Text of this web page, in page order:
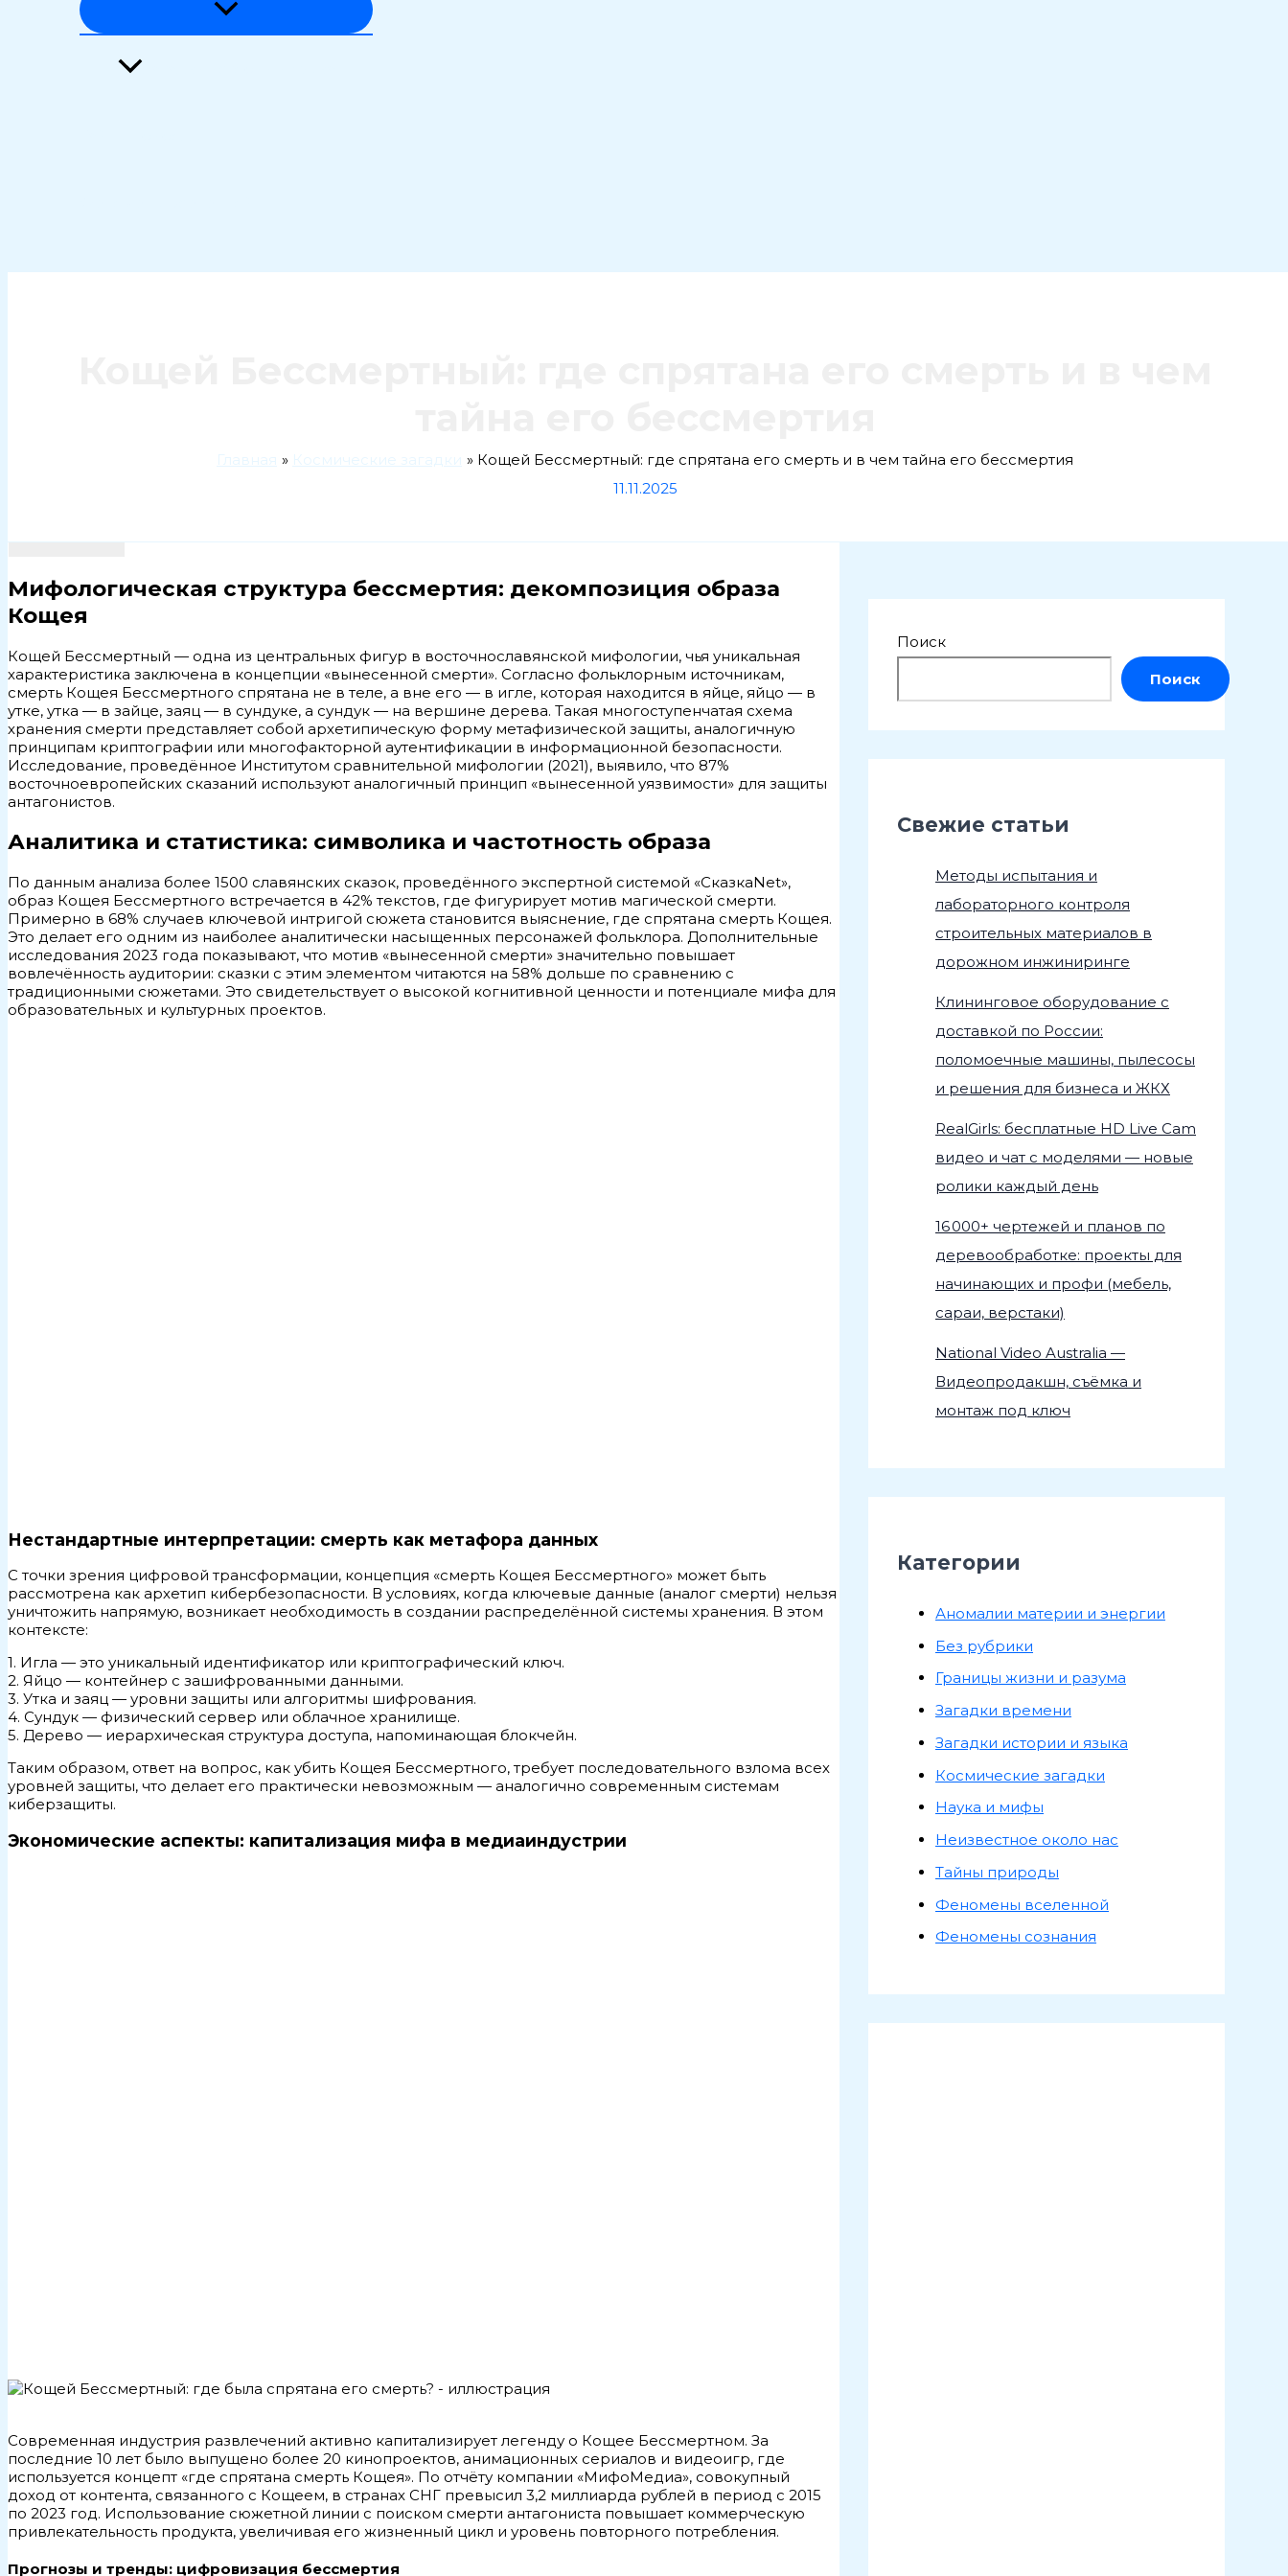
Главная Космические загадки
Кощей Бессмертный: где спрятана его смерть и в чем тайна его бессмертия
11.11.2025
Мифологическая структура бессмертия: декомпозиция образа
Кощея
Кощей Бессмертный — одна из центральных фигур в восточнославянской мифологии, чья уникальная
характеристика заключена в концепции «вынесенной смерти». Согласно фольклорным источникам,
смерть Кощея Бессмертного спрятана не в теле, а вне его — в игле, которая находится в яйце, яйцо — в
утке, утка — в зайце, заяц — в сундуке, а сундук — на вершине дерева. Такая многоступенчатая схема
хранения смерти представляет собой архетипическую форму метафизической защиты, аналогичную
принципам криптографии или многофакторной аутентификации в информационной безопасности.
Исследование, проведённое Институтом сравнительной мифологии (2021), выявило, что 87%
восточноевропейских сказаний используют аналогичный принцип «вынесенной уязвимости» для защиты
антагонистов.
Аналитика и статистика: символика и частотность образа
По данным анализа более 1500 славянских сказок, проведённого экспертной системой «СказкаNet»,
образ Кощея Бессмертного встречается в 42% текстов, где фигурирует мотив магической смерти.
Примерно в 68% случаев ключевой интригой сюжета становится выяснение, где спрятана смерть Кощея.
Это делает его одним из наиболее аналитически насыщенных персонажей фольклора. Дополнительные
исследования 2023 года показывают, что мотив «вынесенной смерти» значительно повышает
вовлечённость аудитории: сказки с этим элементом читаются на 58% дольше по сравнению с
традиционными сюжетами. Это свидетельствует о высокой когнитивной ценности и потенциале мифа для
образовательных и культурных проектов.
Нестандартные интерпретации: смерть как метафора данных
С точки зрения цифровой трансформации, концепция «смерть Кощея Бессмертного» может быть
рассмотрена как архетип кибербезопасности. В условиях, когда ключевые данные (аналог смерти) нельзя
уничтожить напрямую, возникает необходимость в создании распределённой системы хранения. В этом
контексте:
1. Игла — это уникальный идентификатор или криптографический ключ.
2. Яйцо — контейнер с зашифрованными данными.
3. Утка и заяц — уровни защиты или алгоритмы шифрования.
4. Сундук — физический сервер или облачное хранилище.
5. Дерево — иерархическая структура доступа, напоминающая блокчейн.
Таким образом, ответ на вопрос, как убить Кощея Бессмертного, требует последовательного взлома всех
уровней защиты, что делает его практически невозможным — аналогично современным системам
киберзащиты.
Экономические аспекты: капитализация мифа в медиаиндустрии
Современная индустрия развлечений активно капитализирует легенду о Кощее Бессмертном. За
последние 10 лет было выпущено более 20 кинопроектов, анимационных сериалов и видеоигр, где
используется концепт «где спрятана смерть Кощея». По отчёту компании «МифоМедиа», совокупный
доход от контента, связанного с Кощеем, в странах СНГ превысил 3,2 миллиарда рублей в период с 2015
по 2023 год. Использование сюжетной линии с поиском смерти антагониста повышает коммерческую
привлекательность продукта, увеличивая его жизненный цикл и уровень повторного потребления.
Прогнозы и тренды: цифровизация бессмертия
Поиск
Поиск
Свежие статьи
Методы испытания и
лабораторного контроля
строительных материалов в
дорожном инжиниринге
Клининговое оборудование с
доставкой по России:
поломоечные машины, пылесосы
и решения для бизнеса и ЖКХ
RealGirls: бесплатные HD Live Cam
видео и чат с моделями — новые
ролики каждый день
16 000+ чертежей и планов по
деревообработке: проекты для
начинающих и профи (мебель,
сараи, верстаки)
National Video Australia —
Видеопродакшн, съёмка и
монтаж под ключ
Категории
Аномалии материи и энергии
Без рубрики
Границы жизни и разума
Загадки времени
Загадки истории и языка
Космические загадки
Наука и мифы
Неизвестное около нас
Тайны природы
Феномены вселенной
Феномены сознания